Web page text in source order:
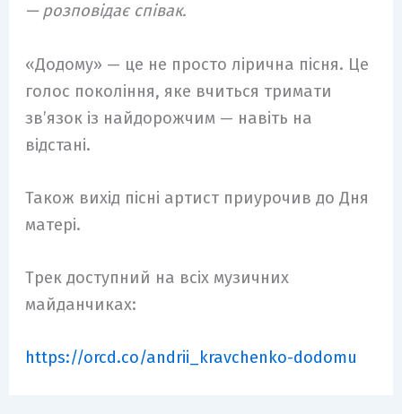
— розповідає співак.
«Додому» — це не просто лірична пісня. Це
голос покоління, яке вчиться тримати
зв’язок із найдорожчим — навіть на
відстані.
Також вихід пісні артист приурочив до Дня
матері.
Трек доступний на всіх музичних
майданчиках:
https://orcd.co/andrii_kravchenko-dodomu